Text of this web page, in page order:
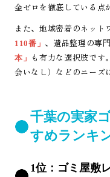
金ゼロを徹底している点
また、地域密着のネット
110番」 、遺品整理の専
本」
も有力な選択肢です
会いなし）などのニーズ
千葉の実家
すめランキ
1位：ゴミ屋敷